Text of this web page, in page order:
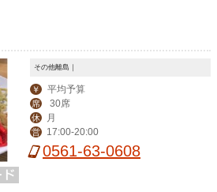
その他離島｜
￥ 平均予算
席 30席
休 月
営 17:00-20:00
0561-63-0608